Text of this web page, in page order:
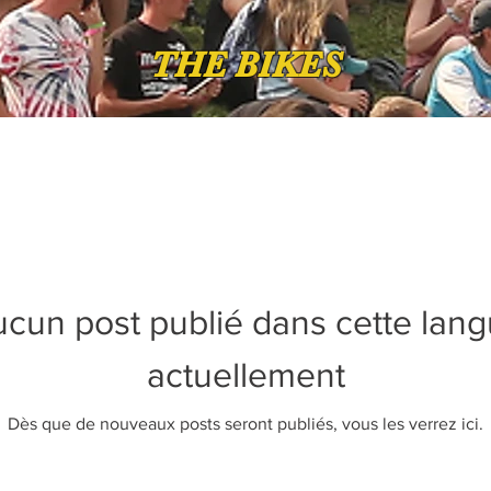
THE BIKES
post publié dans cette
actuellement
Dès que de nouveaux posts seront publiés, vous les verrez ici.